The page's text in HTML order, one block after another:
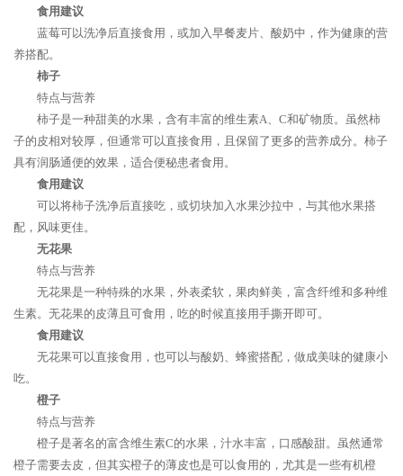
食用建议
蓝莓可以洗净后直接食用，或加入早餐麦片、酸奶中，作为健康的营
养搭配。
柿子
特点与营养
柿子是一种甜美的水果，含有丰富的维生素A、C和矿物质。虽然柿
子的皮相对较厚，但通常可以直接食用，且保留了更多的营养成分。柿子
具有润肠通便的效果，适合便秘患者食用。
食用建议
可以将柿子洗净后直接吃，或切块加入水果沙拉中，与其他水果搭
配，风味更佳。
无花果
特点与营养
无花果是一种特殊的水果，外表柔软，果肉鲜美，富含纤维和多种维
生素。无花果的皮薄且可食用，吃的时候直接用手撕开即可。
食用建议
无花果可以直接食用，也可以与酸奶、蜂蜜搭配，做成美味的健康小
吃。
橙子
特点与营养
橙子是著名的富含维生素C的水果，汁水丰富，口感酸甜。虽然通常
橙子需要去皮，但其实橙子的薄皮也是可以食用的，尤其是一些有机橙